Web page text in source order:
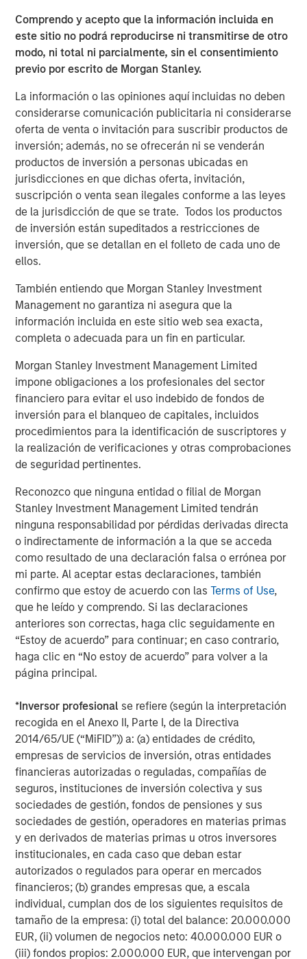
Comprendo y acepto que la información incluida en
este sitio no podrá reproducirse ni transmitirse de otro
modo, ni total ni parcialmente, sin el consentimiento
previo por escrito de Morgan Stanley.
La información o las opiniones aquí incluidas no deben
considerarse comunicación publicitaria ni considerarse
oferta de venta o invitación para suscribir productos de
inversión; además, no se ofrecerán ni se venderán
productos de inversión a personas ubicadas en
jurisdicciones en que dichas oferta, invitación,
suscripción o venta sean ilegales conforme a las leyes
de la jurisdicción de que se trate. Todos los productos
de inversión están supeditados a restricciones de
inversión, que se detallan en el folleto de cada uno de
ellos.
También entiendo que Morgan Stanley Investment
Management no garantiza ni asegura que la
información incluida en este sitio web sea exacta,
completa o adecuada para un fin en particular.
Morgan Stanley Investment Management Limited
impone obligaciones a los profesionales del sector
financiero para evitar el uso indebido de fondos de
inversión para el blanqueo de capitales, incluidos
procedimientos para la identificación de suscriptores y
la realización de verificaciones y otras comprobaciones
de seguridad pertinentes.
Reconozco que ninguna entidad o filial de Morgan
Stanley Investment Management Limited tendrán
ninguna responsabilidad por pérdidas derivadas directa
o indirectamente de información a la que se acceda
como resultado de una declaración falsa o errónea por
mi parte. Al aceptar estas declaraciones, también
confirmo que estoy de acuerdo con lasTerms of Use,
que he leído y comprendo. Si las declaraciones
anteriores son correctas, haga clic seguidamente en
“Estoy de acuerdo” para continuar; en caso contrario,
haga clic en “No estoy de acuerdo” para volver a la
página principal.
*Inversor profesional se refiere (según la interpretación
recogida en el Anexo II, Parte I, de la Directiva
2014/65/UE (“MiFID”)) a: (a) entidades de crédito,
empresas de servicios de inversión, otras entidades
financieras autorizadas o reguladas, compañías de
seguros, instituciones de inversión colectiva y sus
sociedades de gestión, fondos de pensiones y sus
sociedades de gestión, operadores en materias primas
y en derivados de materias primas u otros inversores
institucionales, en cada caso que deban estar
autorizados o regulados para operar en mercados
financieros; (b) grandes empresas que, a escala
individual, cumplan dos de los siguientes requisitos de
tamaño de la empresa: (i) total del balance: 20.000.000
EUR, (ii) volumen de negocios neto: 40.000.000 EUR o
(iii) fondos propios: 2.000.000 EUR, que intervengan por
the number of applications that can be addressed with
robots. Combined with sensors that provide feedback on
the force required to manipulate an object properly, a new
generation of grippers have a higher level of dexterity
of tasks.
Taken together, these three developments lower costs of
deployment and expand the addressable market for
robots away from just the manufacture of high-volume
products with little product variability. They are enabling
new categories of robots that serve a wider set of end
markets.
Robots today are going through a period of rapid
advancement. These improvements are allowing robots
industry into industries like consumer electronics,
logistics and even services. In the coming years, the
number of tasks that will be automatable with robotics
will likely only increase. We will stay abreast of these
on the investment opportunity set.
Descargar PDF
Counterpoint Global
creativity, continued development and differentiated
thinking.
ARTÍCULOS RELACIONADOS
CONSILIENT OBSERVER
The Wisdom of Crowds in Markets: Crowd
Behavior in Prediction, Betting, and Stock
Markets
ARTÍCULO
Adoption in 2026
CONSILIENT OBSERVER
Opportunities and Expectations: The Present
Value of Growth Opportunities in Valuation
Featured Insights